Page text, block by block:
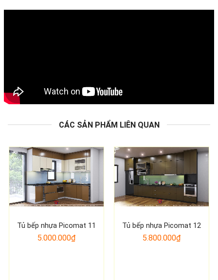
CÁC SẢN PHẨM LIÊN QUAN
Tủ bếp nhựa Picomat 11
5.000.000₫
Tủ bếp nhựa Picomat 12
5.800.000₫